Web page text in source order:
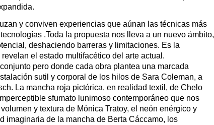
y conviven experiencias que aúnan las técnicas más
.Toda la propuesta nos lleva a un nuevo ámbito,
deshaciendo barreras y limitaciones. Es la
el estado multifacético del arte actual.
pero donde cada obra plantea una marcada
sutil y corporal de los hilos de Sara Coleman, a
La mancha roja pictórica, en realidad textil, de Chelo
sfumato lunimoso contemporáneo que nos
y textura de Mónica Tratoy, el neón enérgico y
imaginaria de la mancha de Berta Cáccamo, los